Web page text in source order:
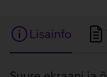
Lisainfo